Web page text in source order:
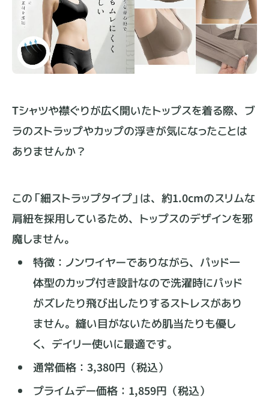
Tシャツや襟ぐりが広く開いたトップスを着る際、ブ
ラのストラップやカップの浮きが気になったことは
ありませんか？
この「細ストラップタイプ」は、約1.0cmのスリムな
肩紐を採用しているため、トップスのデザインを邪
魔しません。
特徴：ノンワイヤーでありながら、パッド一
体型のカップ付き設計なので洗濯時にパッド
がズレたり飛び出したりするストレスがあり
ません。縫い目がないため肌当たりも優し
く、デイリー使いに最適です。
通常価格：3,380円（税込）
プライムデー価格：1,859円（税込）